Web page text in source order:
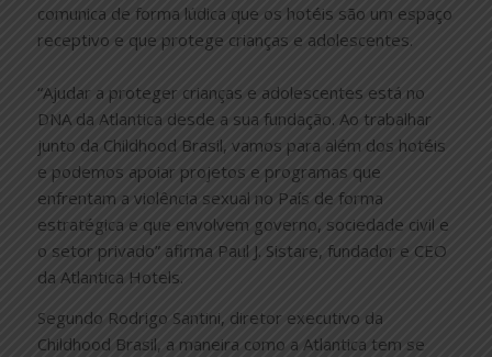
comunica de forma lúdica que os hotéis são um espaço
receptivo e que protege crianças e adolescentes.
“Ajudar a proteger crianças e adolescentes está no
DNA da Atlantica desde a sua fundação. Ao trabalhar
junto da Childhood Brasil, vamos para além dos hotéis
e podemos apoiar projetos e programas que
enfrentam a violência sexual no País de forma
estratégica e que envolvem governo, sociedade civil e
o setor privado” afirma Paul J. Sistare, fundador e CEO
da Atlantica Hotels.
Segundo Rodrigo Santini, diretor executivo da
Childhood Brasil, a maneira como a Atlantica tem se